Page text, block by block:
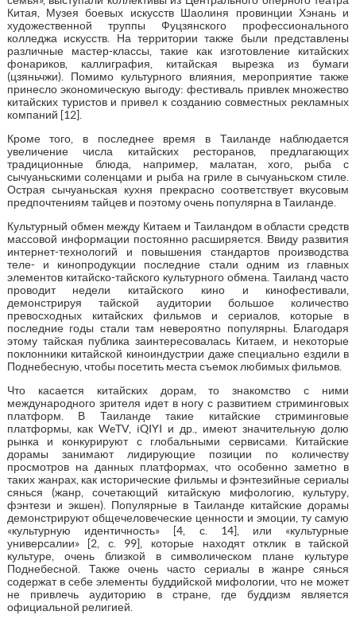
Китая, Музея боевых искусств Шаолиня провинции Хэнань и
художественной труппы Фуцзянского профессионального
колледжа искусств. На территории также были представлены
различные мастер-классы, такие как изготовление китайских
фонариков, каллиграфия, китайская вырезка из бумаги
(цзяньчжи). Помимо культурного влияния, мероприятие также
принесло экономическую выгоду: фестиваль привлек множество
китайских туристов и привел к созданию совместных рекламных
компаний [12].
Кроме того, в последнее время в Таиланде наблюдается
увеличение числа китайских ресторанов, предлагающих
традиционные блюда, например, малатан, хого, рыба с
сычуаньскими соленцами и рыба на гриле в сычуаньском стиле.
Острая сычуаньская кухня прекрасно соответствует вкусовым
предпочтениям тайцев и поэтому очень популярна в Таиланде.
Культурный обмен между Китаем и Таиландом в области средств
массовой информации постоянно расширяется. Ввиду развития
интернет-технологий и повышения стандартов производства
теле- и кинопродукции последние стали одним из главных
элементов китайско-тайского культурного обмена. Таиланд часто
проводит недели китайского кино и кинофестивали,
демонстрируя тайской аудитории большое количество
превосходных китайских фильмов и сериалов, которые в
последние годы стали там невероятно популярны. Благодаря
этому тайская публика заинтересовалась Китаем, и некоторые
поклонники китайской киноиндустрии даже специально ездили в
Поднебесную, чтобы посетить места съемок любимых фильмов.
Что касается китайских дорам, то знакомство с ними
международного зрителя идет в ногу с развитием стриминговых
платформ. В Таиланде такие китайские стриминговые
платформы, как WeTV, iQIYI и др., имеют значительную долю
рынка и конкурируют с глобальными сервисами. Китайские
дорамы занимают лидирующие позиции по количеству
просмотров на данных платформах, что особенно заметно в
таких жанрах, как исторические фильмы и фэнтезийные сериалы
сянься (жанр, сочетающий китайскую мифологию, культуру,
фэнтези и экшен). Популярные в Таиланде китайские дорамы
демонстрируют общечеловеческие ценности и эмоции, ту самую
«культурную идентичность» [4, с. 14], или «культурные
универсалии» [2, с. 99], которые находят отклик в тайской
культуре, очень близкой в символическом плане культуре
Поднебесной. Также очень часто сериалы в жанре сянься
содержат в себе элементы буддийской мифологии, что не может
не привлечь аудиторию в стране, где буддизм является
официальной религией.